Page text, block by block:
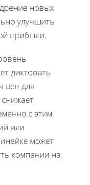
новых
улучшить
прибыли.
диктовать
цен для
с этим
или
может
компании на